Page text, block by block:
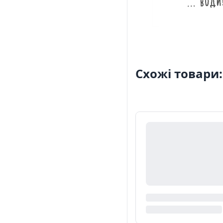
Схожі товари: